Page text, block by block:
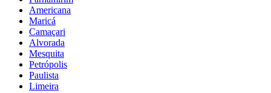
Americana
Maricá
Camaçari
Alvorada
Mesquita
Petrópolis
Paulista
Limeira